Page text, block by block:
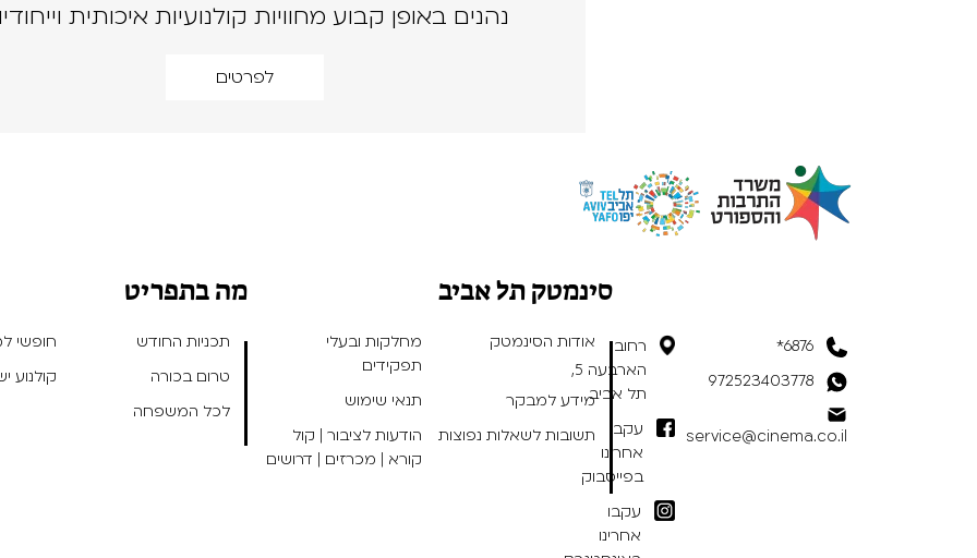
נהנים באופן קבוע מחוויות קולנועיות איכותית
לפרטים
6876*
972523403778
service@cinema.co.il
רחוב
הארבעה 5,
תל אביב
עקבו
אחרינו
בפייסבוק
עקבו
אחרינו
סינמטק תל אביב
אודות הסינמטק
מחלקות ובעלי
תפקידים
מידע למבקר
תנאי שימוש
תשובות לשאלות נפוצות
הודעות לציבור | קול
קורא | מכרזים | דרושים
מה בתפריט
תכניות החודש
חופשי
טרום בכורה
קולנוע
לכל המשפחה